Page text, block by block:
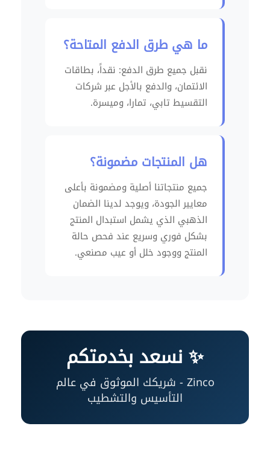
ما هي طرق الدفع المتاحة؟
نقبل جميع طرق الدفع: نقداً، بطاقات
الائتمان، والدفع بالأجل عبر شركات
التقسيط تابي، تمارا، وميسرة.
هل المنتجات مضمونة؟
جميع منتجاتنا أصلية ومضمونة بأعلى
معايير الجودة، ويوجد لدينا الضمان
الذهبي الذي يشمل استبدال المنتج
بشكل فوري وسريع عند فحص حالة
المنتج ووجود خلل أو عيب مصنعي.
✨ نسعد بخدمتكم
Zinco - شريكك الموثوق في عالم
التأسيس والتشطيب